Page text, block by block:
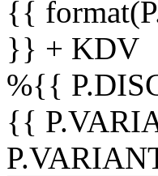
{{
}} + KDV
%{{
{{